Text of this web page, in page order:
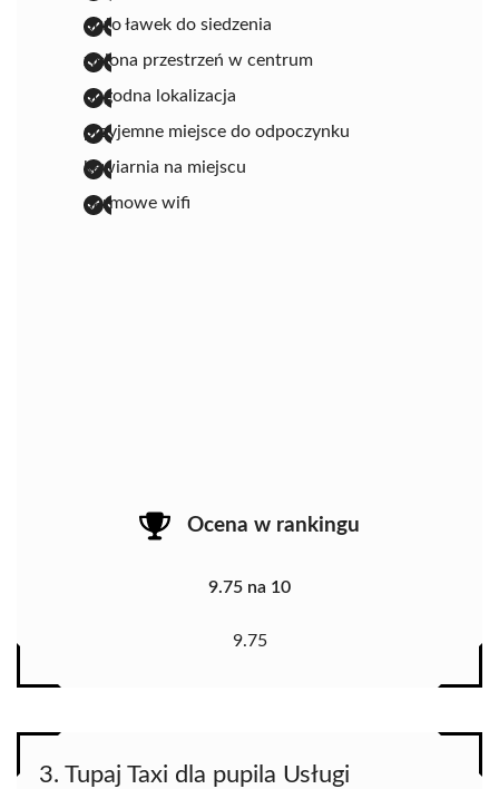
dużo ławek do siedzenia
zielona przestrzeń w centrum
dogodna lokalizacja
przyjemne miejsce do odpoczynku
kawiarnia na miejscu
darmowe wifi
Ocena w rankingu
9.75 na 10
9.75
3. Tupaj Taxi dla pupila Usługi